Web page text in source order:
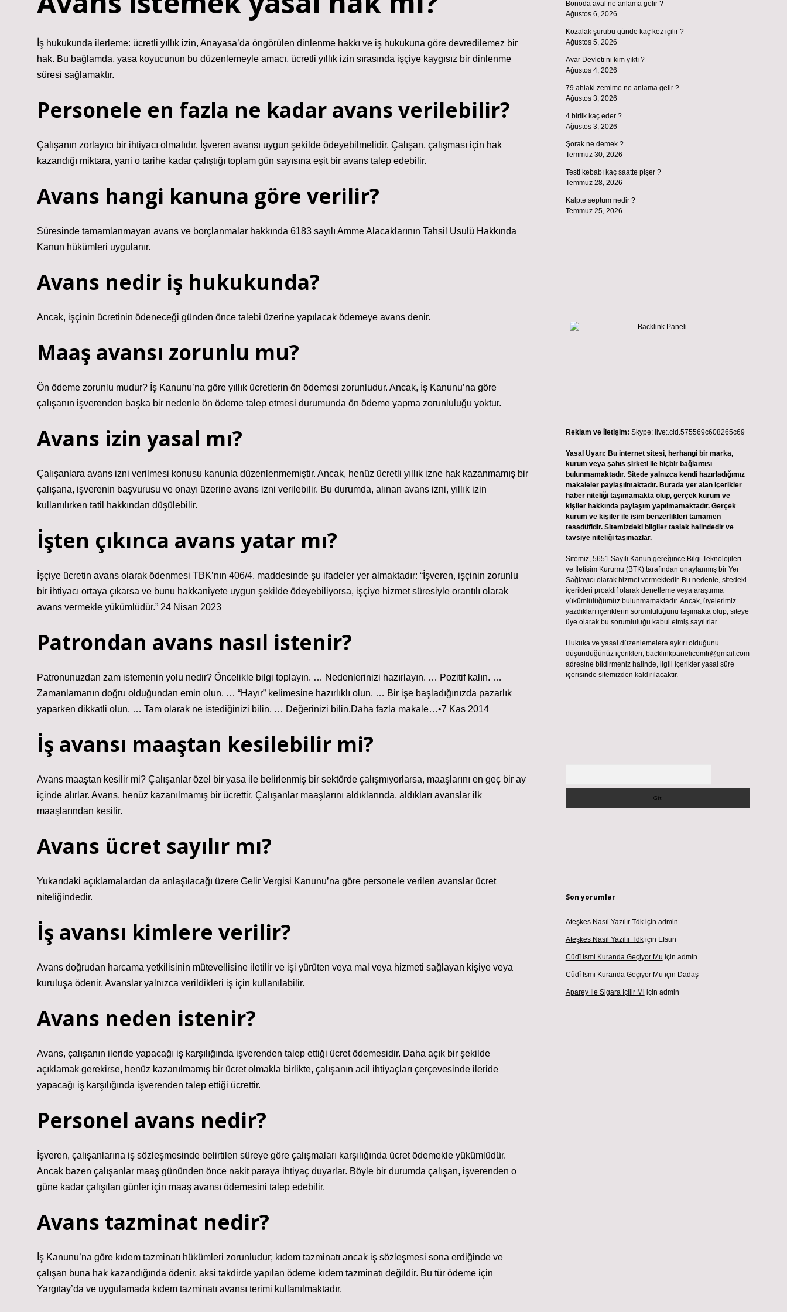
İş hukukunda ilerleme: ücretli yıllık izin, Anayasa’da öngörülen dinlenme hakkı ve iş hukukuna göre devredilemez bir
hak. Bu bağlamda, yasa koyucunun bu düzenlemeyle amacı, ücretli yıllık izin sırasında işçiye kaygısız bir dinlenme
süresi sağlamaktır.
Personele en fazla ne kadar avans verilebilir?
Çalışanın zorlayıcı bir ihtiyacı olmalıdır. İşveren avansı uygun şekilde ödeyebilmelidir. Çalışan, çalışması için hak
kazandığı miktara, yani o tarihe kadar çalıştığı toplam gün sayısına eşit bir avans talep edebilir.
Avans hangi kanuna göre verilir?
Süresinde tamamlanmayan avans ve borçlanmalar hakkında 6183 sayılı Amme Alacaklarının Tahsil Usulü Hakkında
Kanun hükümleri uygulanır.
Avans nedir iş hukukunda?
Ancak, işçinin ücretinin ödeneceği günden önce talebi üzerine yapılacak ödemeye avans denir.
Maaş avansı zorunlu mu?
Ön ödeme zorunlu mudur? İş Kanunu’na göre yıllık ücretlerin ön ödemesi zorunludur. Ancak, İş Kanunu’na göre
çalışanın işverenden başka bir nedenle ön ödeme talep etmesi durumunda ön ödeme yapma zorunluluğu yoktur.
Avans izin yasal mı?
Çalışanlara avans izni verilmesi konusu kanunla düzenlenmemiştir. Ancak, henüz ücretli yıllık izne hak kazanmamış bir
çalışana, işverenin başvurusu ve onayı üzerine avans izni verilebilir. Bu durumda, alınan avans izni, yıllık izin
kullanılırken tatil hakkından düşülebilir.
İşten çıkınca avans yatar mı?
İşçiye ücretin avans olarak ödenmesi TBK’nın 406/4. maddesinde şu ifadeler yer almaktadır: “İşveren, işçinin zorunlu
bir ihtiyacı ortaya çıkarsa ve bunu hakkaniyete uygun şekilde ödeyebiliyorsa, işçiye hizmet süresiyle orantılı olarak
avans vermekle yükümlüdür.” 24 Nisan 2023
Patrondan avans nasıl istenir?
Patronunuzdan zam istemenin yolu nedir? Öncelikle bilgi toplayın. … Nedenlerinizi hazırlayın. … Pozitif kalın. …
Zamanlamanın doğru olduğundan emin olun. … “Hayır” kelimesine hazırlıklı olun. … Bir işe başladığınızda pazarlık
yaparken dikkatli olun. … Tam olarak ne istediğinizi bilin. … Değerinizi bilin.Daha fazla makale…•7 Kas 2014
İş avansı maaştan kesilebilir mi?
Avans maaştan kesilir mi? Çalışanlar özel bir yasa ile belirlenmiş bir sektörde çalışmıyorlarsa, maaşlarını en geç bir ay
içinde alırlar. Avans, henüz kazanılmamış bir ücrettir. Çalışanlar maaşlarını aldıklarında, aldıkları avanslar ilk
maaşlarından kesilir.
Avans ücret sayılır mı?
Yukarıdaki açıklamalardan da anlaşılacağı üzere Gelir Vergisi Kanunu’na göre personele verilen avanslar ücret
niteliğindedir.
İş avansı kimlere verilir?
Avans doğrudan harcama yetkilisinin mütevellisine iletilir ve işi yürüten veya mal veya hizmeti sağlayan kişiye veya
kuruluşa ödenir. Avanslar yalnızca verildikleri iş için kullanılabilir.
Avans neden istenir?
Avans, çalışanın ileride yapacağı iş karşılığında işverenden talep ettiği ücret ödemesidir. Daha açık bir şekilde
açıklamak gerekirse, henüz kazanılmamış bir ücret olmakla birlikte, çalışanın acil ihtiyaçları çerçevesinde ileride
yapacağı iş karşılığında işverenden talep ettiği ücrettir.
Personel avans nedir?
İşveren, çalışanlarına iş sözleşmesinde belirtilen süreye göre çalışmaları karşılığında ücret ödemekle yükümlüdür.
Ancak bazen çalışanlar maaş gününden önce nakit paraya ihtiyaç duyarlar. Böyle bir durumda çalışan, işverenden o
güne kadar çalışılan günler için maaş avansı ödemesini talep edebilir.
Avans tazminat nedir?
İş Kanunu’na göre kıdem tazminatı hükümleri zorunludur; kıdem tazminatı ancak iş sözleşmesi sona erdiğinde ve
çalışan buna hak kazandığında ödenir, aksi takdirde yapılan ödeme kıdem tazminatı değildir. Bu tür ödeme için
Yargıtay’da ve uygulamada kıdem tazminatı avansı terimi kullanılmaktadır.
Bonoda aval ne anlama gelir ?
Ağustos 6, 2026
Kozalak şurubu günde kaç kez içilir ?
Ağustos 5, 2026
Avar Devleti’ni kim yıktı ?
Ağustos 4, 2026
79 ahlaki zemime ne anlama gelir ?
Ağustos 3, 2026
4 birlik kaç eder ?
Ağustos 3, 2026
Şorak ne demek ?
Temmuz 30, 2026
Testi kebabı kaç saatte pişer ?
Temmuz 28, 2026
Kalpte septum nedir ?
Temmuz 25, 2026
Reklam ve İletişim: Skype: live:.cid.575569c608265c69
Yasal Uyarı: Bu internet sitesi, herhangi bir marka,
kurum veya şahıs şirketi ile hiçbir bağlantısı
bulunmamaktadır. Sitede yalnızca kendi hazırladığımız
makaleler paylaşılmaktadır. Burada yer alan içerikler
haber niteliği taşımamakta olup, gerçek kurum ve
kişiler hakkında paylaşım yapılmamaktadır. Gerçek
kurum ve kişiler ile isim benzerlikleri tamamen
tesadüfidir. Sitemizdeki bilgiler taslak halindedir ve
tavsiye niteliği taşımazlar.
Sitemiz, 5651 Sayılı Kanun gereğince Bilgi Teknolojileri
ve İletişim Kurumu (BTK) tarafından onaylanmış bir Yer
Sağlayıcı olarak hizmet vermektedir. Bu nedenle, sitedeki
içerikleri proaktif olarak denetleme veya araştırma
yükümlülüğümüz bulunmamaktadır. Ancak, üyelerimiz
yazdıkları içeriklerin sorumluluğunu taşımakta olup, siteye
üye olarak bu sorumluluğu kabul etmiş sayılırlar.
Hukuka ve yasal düzenlemelere aykırı olduğunu
düşündüğünüz içerikleri, backlinkpanelicomtr@gmail.com
adresine bildirmeniz halinde, ilgili içerikler yasal süre
içerisinde sitemizden kaldırılacaktır.
Son yorumlar
Ateşkes Nasıl Yazılır Tdkiçin admin
Ateşkes Nasıl Yazılır Tdkiçin Efsun
Cûdî Ismi Kuranda Geçiyor Mu için admin
Cûdî Ismi Kuranda Geçiyor Mu için Dadaş
Aparey Ile Sigara Içilir Mi için admin